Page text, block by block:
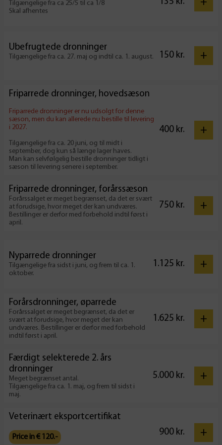
Tilgængelige fra ca 25/5 til ca 1/8
Skal afhentes
Ubefrugtede dronninger
Tilgængelige fra ca. 27. maj og indtil ca. 1. august. 150 kr. +
Friparrede dronninger, hovedsæson
Friparrede dronninger er nu udsolgt for denne
sæson, men du kan allerede nu bestille til levering
i 2027.
Tilgængelige fra ca. 20 juni, og til midt i
september, dog kun så længe lager haves.
Man kan selvfølgelig bestille dronninger tidligt i
sæson til levering senere i september.
400 kr. +
Friparrede dronninger, forårssæson
Forårssalget er meget begrænset, da det er svært
at forudsige, hvor meget der kan undværes.
Bestillinger er derfor med forbehold indtil først i
april.
750 kr. +
Nyparrede dronninger
Tilgængelige fra sidst i juni, og frem til ca. 1.
oktober.
1.125 kr. +
Forårsdronninger, øparrede
Forårssalget er meget begrænset, da det er
svært at forudsige, hvor meget der kan
undværes. Bestillinger er derfor med forbehold
indtil først i april.
1.625 kr. +
Færdigt selekterede 2. års
dronninger
Meget begrænset antal.
Tilgængelige fra ca. 1. maj, og frem til sidst i
maj.
5.000 kr. +
Veterinært eksportcertifikat
Price in € 120.- 900 kr. +